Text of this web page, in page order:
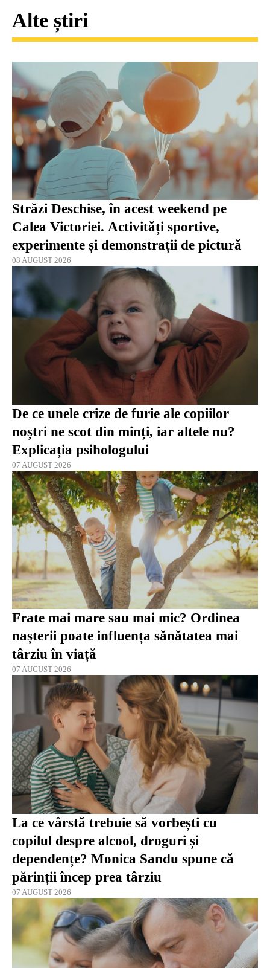
Alte știri
Străzi Deschise, în acest weekend pe
Calea Victoriei. Activități sportive,
experimente și demonstrații de pictură
08 AUGUST 2026
De ce unele crize de furie ale copiilor
noștri ne scot din minți, iar altele nu?
Explicația psihologului
07 AUGUST 2026
Frate mai mare sau mai mic? Ordinea
nașterii poate influența sănătatea mai
târziu în viață
07 AUGUST 2026
La ce vârstă trebuie să vorbești cu
copilul despre alcool, droguri și
dependențe? Monica Sandu spune că
părinții încep prea târziu
07 AUGUST 2026